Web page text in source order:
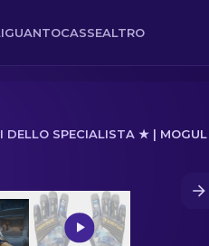
GUANTOCASSEALTRO
DELLO SPECIALISTA ★ | MOGUL